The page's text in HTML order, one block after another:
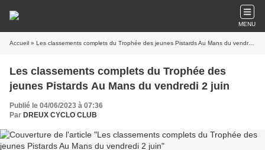
MENU
Accueil » Les classements complets du Trophée des jeunes Pistards Au Mans du vendredi 2 juin
Les classements complets du Trophée des
jeunes Pistards Au Mans du vendredi 2 juin
Publié le 04/06/2023 à 07:36
Par DREUX CYCLO CLUB